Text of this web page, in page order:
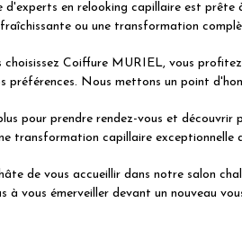
en relooking capillaire est prête
ou une transformation
choisissez Coiffure MURIEL, vous
préférences. Nous mettons un point
pour prendre rendez-vous et découvrir
transformation capillaire
de vous accueillir dans notre salon
à vous émerveiller devant un nouveau